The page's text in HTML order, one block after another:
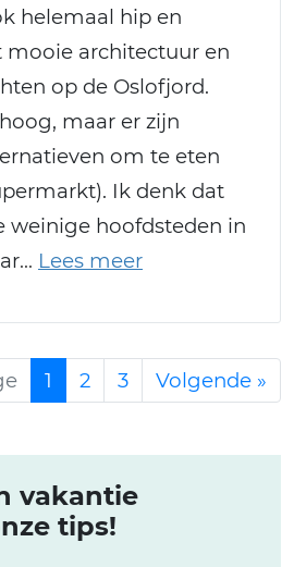
helemaal hip en
architectuur en
op de Oslofjord.
maar er zijn
om te eten
Ik denk dat
weinige hoofdsteden in
1 2 3 Volgende »
vakantie
tips!